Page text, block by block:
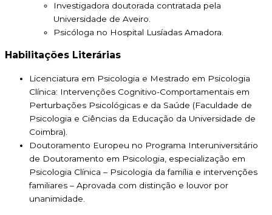
Investigadora doutorada contratada pela
Universidade de Aveiro.
Psicóloga no Hospital Lusíadas Amadora.
Habilitações Literárias
Licenciatura em Psicologia e Mestrado em Psicologia
Clínica: Intervenções Cognitivo-Comportamentais em
Perturbações Psicológicas e da Saúde (Faculdade de
Psicologia e Ciências da Educação da Universidade de
Coimbra).
Doutoramento Europeu no Programa Interuniversitário
de Doutoramento em Psicologia, especialização em
Psicologia Clínica – Psicologia da família e intervenções
familiares – Aprovada com distinção e louvor por
unanimidade.